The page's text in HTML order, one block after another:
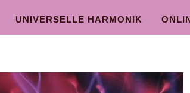
UNIVERSELLE HARMONIK